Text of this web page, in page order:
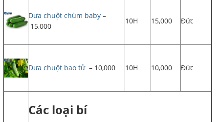
Dưa chuột chùm baby –
15,000
10H 15,000 Đức
Dưa chuột bao tử– 10,000 10H 10,000 Đức
Các loại bí